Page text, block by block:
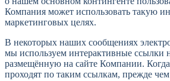
Компания может использовать такую
маркетинговых целях.
В некоторых наших сообщениях
мы используем интерактивные ссылки
размещённую на сайте Компании. Когда
проходят по таким ссылкам, прежде